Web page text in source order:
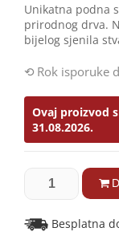
Unikatna podna
prirodnog drva.
bijelog sjenila
Rok isporuke
Ovaj proizvod
31.08.2026.
Besplatna